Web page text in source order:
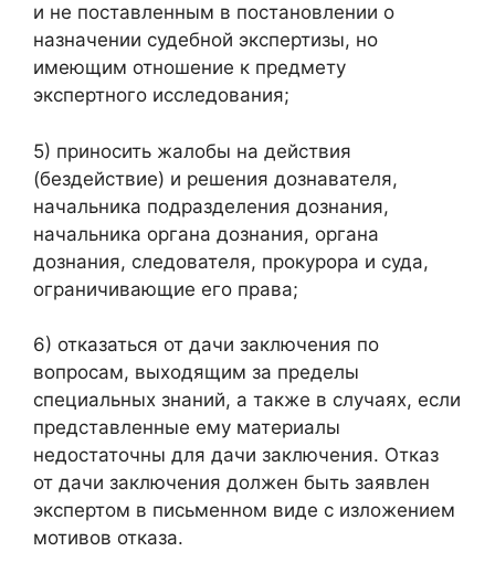
и не поставленным в постановлении о
назначении судебной экспертизы, но
имеющим отношение к предмету
экспертного исследования;
5) приносить жалобы на действия
(бездействие) и решения дознавателя,
начальника подразделения дознания,
начальника органа дознания, органа
дознания, следователя, прокурора и суда,
ограничивающие его права;
6) отказаться от дачи заключения по
вопросам, выходящим за пределы
специальных знаний, а также в случаях, если
представленные ему материалы
недостаточны для дачи заключения. Отказ
от дачи заключения должен быть заявлен
экспертом в письменном виде с изложением
мотивов отказа.